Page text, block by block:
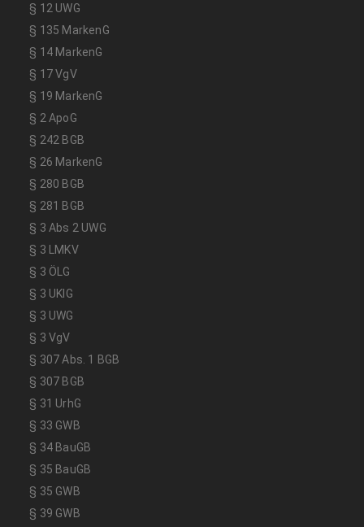
§ 12 UWG
§ 135 MarkenG
§ 14 MarkenG
§ 17 VgV
§ 19 MarkenG
§ 2 ApoG
§ 242 BGB
§ 26 MarkenG
§ 280 BGB
§ 281 BGB
§ 3 Abs 2 UWG
§ 3 LMKV
§ 3 ÖLG
§ 3 UKlG
§ 3 UWG
§ 3 VgV
§ 307 Abs. 1 BGB
§ 307 BGB
§ 31 UrhG
§ 33 GWB
§ 34 BauGB
§ 35 BauGB
§ 35 GWB
§ 39 GWB